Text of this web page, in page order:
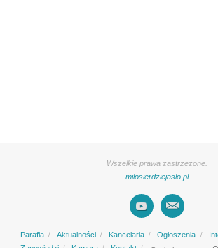
Wszelkie prawa zastrzeżone.
milosierdziejaslo.pl
Parafia Aktualności Kancelaria Ogłoszenia